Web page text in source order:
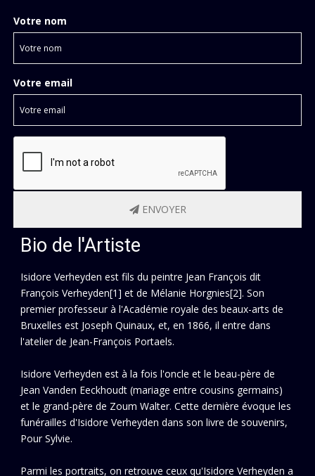
Votre nom
Votre email
ENVOYER
Bio de l'Artiste
Isidore Verheyden est fils du peintre Jean François dit
François Verheyden[1] et de Mélanie Horgnies[2]. Son
premier professeur à l'Académie royale des beaux-arts de
Bruxelles est Joseph Quinaux, et, en 1866, il entre dans
l'atelier de Jean-François Portaels.
Isidore Verheyden est à la fois l'oncle et le beau-père de
Jean Vanden Eeckhoudt (mariage entre cousins germains)
et le grand-père de Zoum Walter. Cette dernière évoque les
funérailles d'Isidore Verheyden dans son livre de souvenirs,
Pour Sylvie.
Parmi les portraits, on retrouve ceux qu'Isidore Verheyden a